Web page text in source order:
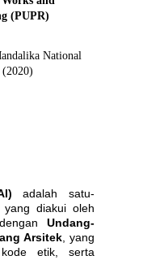
(PUPR)
National
adalah satu-
yang diakui oleh
Undang-
Arsitek , yang
etik, serta